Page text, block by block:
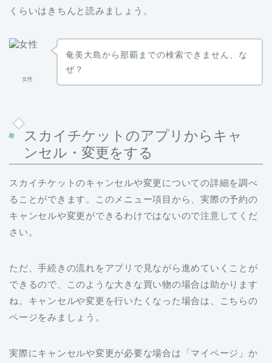
くらいはきちんと読みましょう。
女性
奄美大島から那覇までの検索できません、な
ぜ？
スカイチケットのアプリからキャ
ンセル・変更をする
スカイチケットのキャンセルや変更についての詳細を調べ
ることができます。このメニュー項目から、実際の予約の
キャンセルや変更ができるわけではないので注意してくだ
さい。
ただ、手続きの流れをアプリで見ながら進めていくことが
できるので、このような大きな買い物の場合は助かります
ね。キャンセルや変更を行いたくなった場合は、こちらの
ページをみましょう。
実際にキャンセルや変更が必要な場合は「マイページ」か